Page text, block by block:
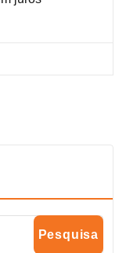
Amazon
Pesquisa